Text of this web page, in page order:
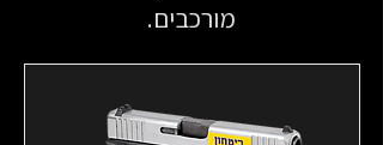
מורכבים.